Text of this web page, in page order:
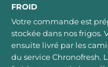
FROID
Votre commande est
stockée dans nos frigos.
ensuite livré par les
du service Chronofresh.